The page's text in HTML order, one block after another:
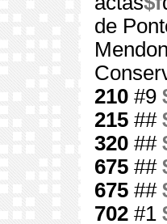
de
210 #9
215 ##
320 ##
675 ##
675 ##
702 #1